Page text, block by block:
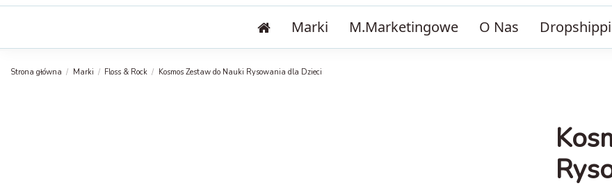
Marki M.Marketingowe O Nas
Strona główna Marki Floss & Rock Kosmos Zestaw do Nauki Rysowania dla Dzieci